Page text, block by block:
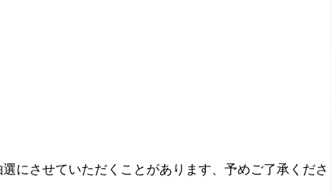
にさせていただくことがあります、予めご了承くださ